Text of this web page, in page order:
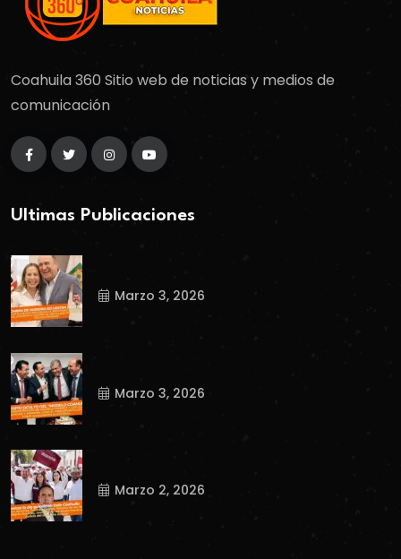
Coahuila 360 Sitio web de noticias y medios de
comunicación
Ultimas Publicaciones
Marzo 3, 2026
Marzo 3, 2026
Marzo 2, 2026